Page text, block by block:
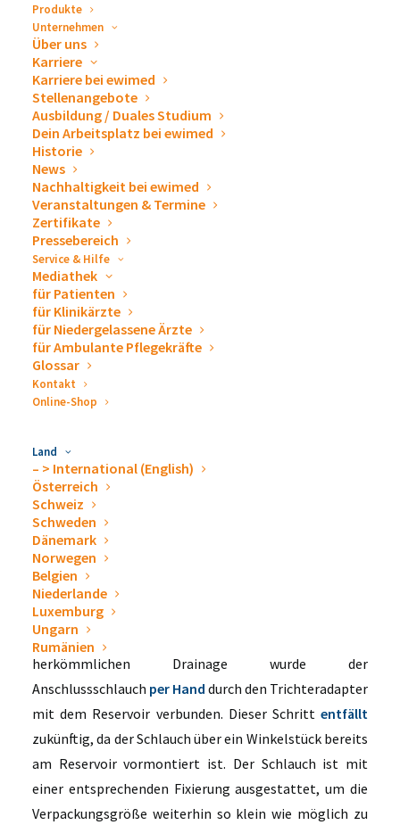
Produkte
Unternehmen
Über uns
Karriere
Karriere bei ewimed
Stellenangebote
Ausbildung / Duales Studium
Dein Arbeitsplatz bei ewimed
Historie
News
Nachhaltigkeit bei ewimed
Veranstaltungen & Termine
Zertifikate
Pressebereich
Service & Hilfe
Mediathek
für Patienten
für Klinikärzte
für Niedergelassene Ärzte
für Ambulante Pflegekräfte
Glossar
Kontakt
Online-Shop
Land
– > International (English)
Österreich
Schweiz
Schweden
Dänemark
Norwegen
Belgien
Niederlande
Luxemburg
Ungarn
Rumänien
Aber wie genau unterscheidet sich eigentlich das
drainova® Reservoir, Soft-Vakuum neben dem
modernen Design und der intelligenten Handhabung
von anderen Drainage-Methoden?
Das drainova® Reservoir ist für sein Faltenbalg-Design
bekannt, welches Dank der Soft-Vakuum-Technologie
eine sanfte und gleichzeitig schnelle Drainage von
Ergüssen fördert – ohne dabei benachbartes Gewebe
anzusaugen. An dieser Tatsache hat sich durch die
Weiterentwicklung konzentriert sich auf das Handling
des am Reservoir angebrachten Schlauchsystems.
herkömmlichen Drainage wurde der
Anschlussschlauch per Hand durch den Trichteradapter
mit dem Reservoir verbunden. Dieser Schritt entfällt
zukünftig, da der Schlauch über ein Winkelstück bereits
am Reservoir vormontiert ist. Der Schlauch ist mit
einer entsprechenden Fixierung ausgestattet, um die
Verpackungsgröße weiterhin so klein wie möglich zu